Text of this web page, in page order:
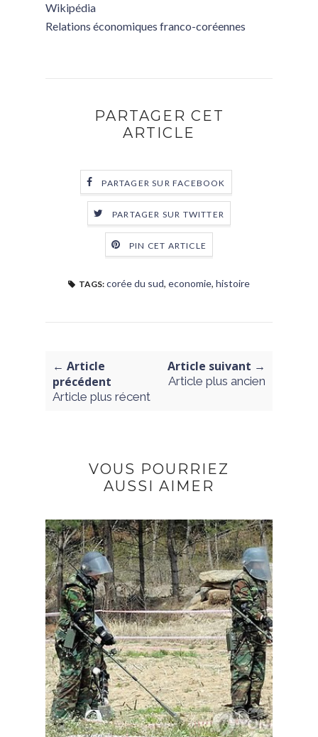
Wikipédia
Relations économiques franco-coréennes
PARTAGER CET
ARTICLE
PARTAGER SUR FACEBOOK
PARTAGER SUR TWITTER
PIN CET ARTICLE
TAGS: corée du sud, economie, histoire
← Article
précédent
Article plus récent
Article suivant →
Article plus ancien
VOUS POURRIEZ
AUSSI AIMER